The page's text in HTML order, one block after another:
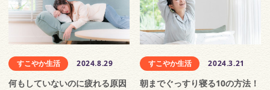
すこやか生活 2024.8.29
何もしていないのに疲れる原因
すこやか生活 2024.3.21
朝までぐっすり寝る10の方法！